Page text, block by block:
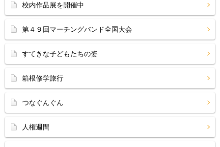
校内作品展を開催中
第４９回マーチングバンド全国大会
すてきな子どもたちの姿
箱根修学旅行
つなぐんぐん
人権週間